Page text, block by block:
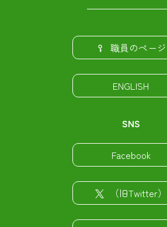
職員のページ
ENGLISH
SNS
Facebook
（旧Twitter）